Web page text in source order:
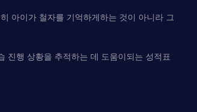
아이가 철자를 기억하게하는 것이 아니라 그
진행 상황을 추적하는 데 도움이되는 성적표